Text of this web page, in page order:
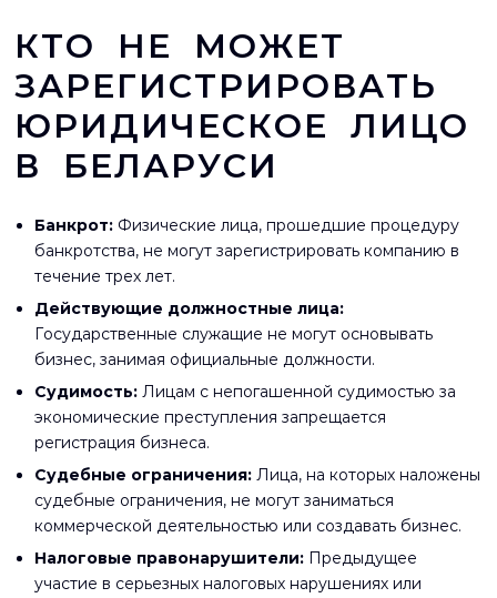
КТО НЕ МОЖЕТ
ЗАРЕГИСТРИРОВАТЬ
ЮРИДИЧЕСКОЕ ЛИЦО
В БЕЛАРУСИ
Банкрот: Физические лица, прошедшие процедуру
банкротства, не могут зарегистрировать компанию в
течение трех лет.
Действующие должностные лица:
Государственные служащие не могут основывать
бизнес, занимая официальные должности.
Судимость:Лицам с непогашенной судимостью за
экономические преступления запрещается
регистрация бизнеса.
Судебные ограничения:Лица, на которых наложены
судебные ограничения, не могут заниматься
коммерческой деятельностью или создавать бизнес.
Налоговые правонарушители:Предыдущее
участие в серьезных налоговых нарушениях или